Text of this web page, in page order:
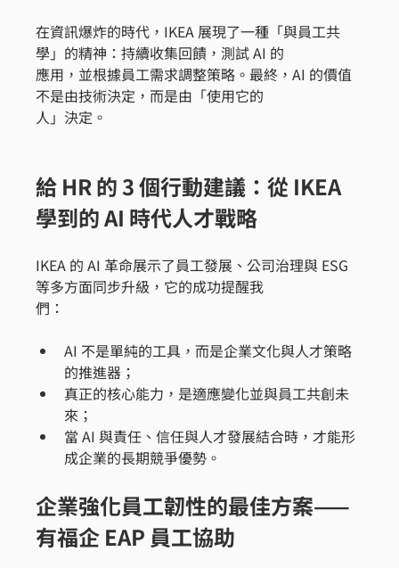
在資訊爆炸的時代，IKEA 展現了一種「與員工共
學」的精神：持續收集回饋，測試 AI 的
應用，並根據員工需求調整策略。最終，AI 的價值
不是由技術決定，而是由「使用它的
人」決定。
給 HR 的 3 個行動建議：從 IKEA
學到的 AI 時代人才戰略
IKEA 的 AI 革命展示了員工發展、公司治理與 ESG
等多方面同步升級，它的成功提醒我
們：
AI 不是單純的工具，而是企業文化與人才策略
的推進器；
真正的核心能力，是適應變化並與員工共創未
來；
當 AI 與責任、信任與人才發展結合時，才能形
成企業的長期競爭優勢。
企業強化員工韌性的最佳方案——
有福企 EAP 員工協助